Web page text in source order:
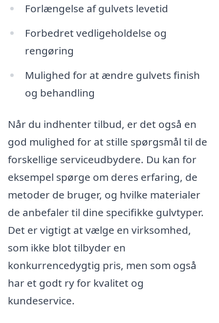
Forlængelse af gulvets levetid
Forbedret vedligeholdelse og
rengøring
Mulighed for at ændre gulvets finish
og behandling
Når du indhenter tilbud, er det også en
god mulighed for at stille spørgsmål til de
forskellige serviceudbydere. Du kan for
eksempel spørge om deres erfaring, de
metoder de bruger, og hvilke materialer
de anbefaler til dine specifikke gulvtyper.
Det er vigtigt at vælge en virksomhed,
som ikke blot tilbyder en
konkurrencedygtig pris, men som også
har et godt ry for kvalitet og
kundeservice.